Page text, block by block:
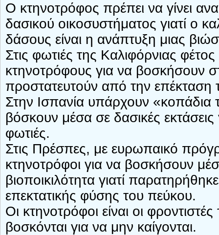
Ο κτηνοτρόφος πρέπει να γίνει
δασικού οικοσυστήματος γιατί ο
δάσους είναι η ανάπτυξη μιας
Στις φωτιές της Καλιφόρνιας
κτηνοτρόφους για να βοσκήσουν
προστατευτούν από την επέκταση
Στην Ισπανία υπάρχουν
βόσκουν μέσα σε δασικές
φωτιές.
Στις Πρέσπες, με ευρωπαικό
κτηνοτρόφοι για να βοσκήσουν
βιοποικιλότητα γιατί
επεκτατικής φύσης του πεύκου.
Οι κτηνοτρόφοι είναι οι
βοσκόνται για να μην καίγονται.